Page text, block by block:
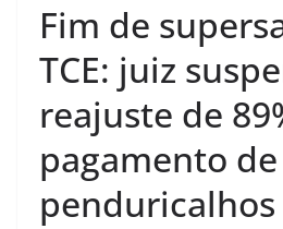
Fim de
TCE: juiz
reajuste de
pagamento de
penduricalhos